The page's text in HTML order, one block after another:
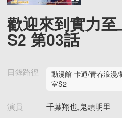
歡迎來到實力
S2 第03話
目錄路徑
動漫館-卡通/青春浪漫/
室S2
演員
千葉翔也,鬼頭明里